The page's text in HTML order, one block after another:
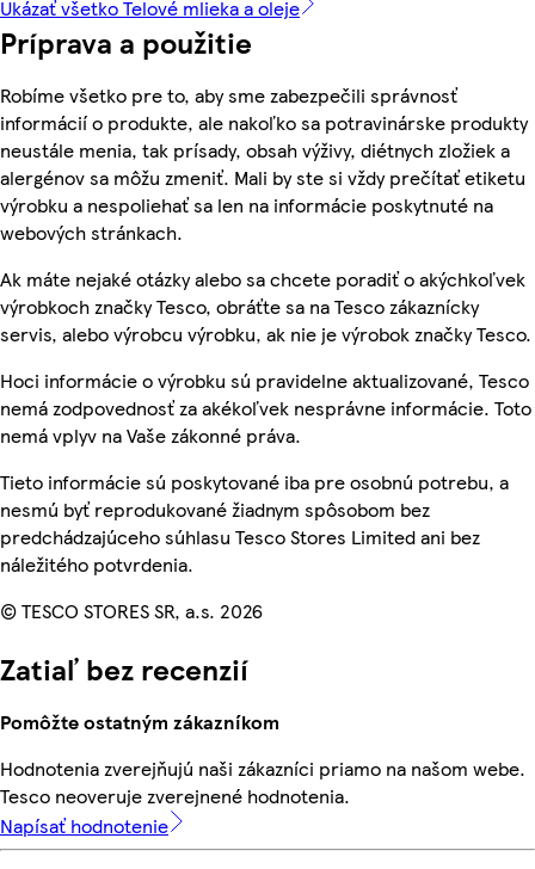
Ukázať všetko Telové mlieka a oleje
Príprava a použitie
Robíme všetko pre to, aby sme zabezpečili správnosť
informácií o produkte, ale nakoľko sa potravinárske produkty
neustále menia, tak prísady, obsah výživy, diétnych zložiek a
alergénov sa môžu zmeniť. Mali by ste si vždy prečítať etiketu
výrobku a nespoliehať sa len na informácie poskytnuté na
webových stránkach.
Ak máte nejaké otázky alebo sa chcete poradiť o akýchkoľvek
výrobkoch značky Tesco, obráťte sa na Tesco zákaznícky
servis, alebo výrobcu výrobku, ak nie je výrobok značky Tesco.
Hoci informácie o výrobku sú pravidelne aktualizované, Tesco
nemá zodpovednosť za akékoľvek nesprávne informácie. Toto
nemá vplyv na Vaše zákonné práva.
Tieto informácie sú poskytované iba pre osobnú potrebu, a
nesmú byť reprodukované žiadnym spôsobom bez
predchádzajúceho súhlasu Tesco Stores Limited ani bez
náležitého potvrdenia.
© TESCO STORES SR, a.s. 2026
Zatiaľ bez recenzií
Pomôžte ostatným zákazníkom
Hodnotenia zverejňujú naši zákazníci priamo na našom webe.
Tesco neoveruje zverejnené hodnotenia.
Napísať hodnotenie